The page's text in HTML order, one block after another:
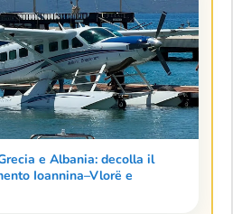
e Albania: decolla il
Ioannina–Vlorë e